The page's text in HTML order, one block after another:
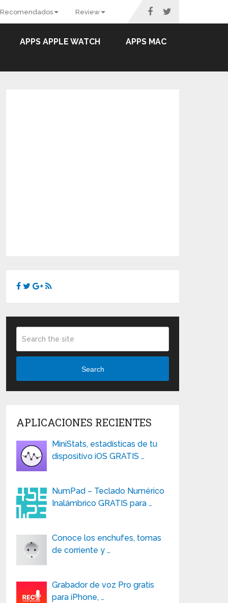
Recomendados Review
APPS APPLE WATCH APPS MAC
Search
APLICACIONES RECIENTES
MiniStats, estadísticas de tu
dispositivo iOS GRATIS …
NumPad – Teclado Numérico
Inalámbrico GRATIS para …
Conoce los enchufes, tomas
de corriente y …
Grabador de voz Pro gratis
para iPhone, …